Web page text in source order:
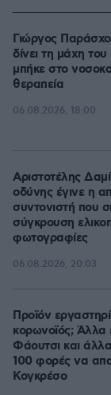
Γιώργος
δίνει τη μάχη
μπήκε στο
θεραπεία
06.08.2026, 18:00
Αριστοτέλης
οδύνης έγινε η
συντονιστή που
σύγκρουση
φωτογραφίες
06.08.2026, 20:03
Προϊόν
κορωνοϊός; Άλλα
Φάουτσι και
100 φορές να
Κογκρέσο